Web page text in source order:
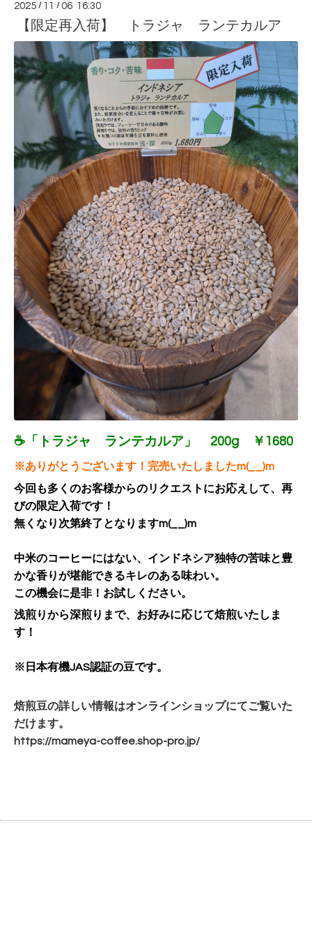
2025 / 11 /06 16:30
【限定再入荷】 トラジャ ランテカルア
☕「トラジャ ランテカルア」 200g ￥1680
※ありがとうございます！完売いたしましたm(__)m
今回も多くのお客様からのリクエストにお応えして、再
びの限定入荷です！
無くなり次第終了となりますm(__)m
中米のコーヒーにはない、インドネシア独特の苦味と豊
かな香りが堪能できるキレのある味わい。
この機会に是非！お試しください。
浅煎りから深煎りまで、お好みに応じて焙煎いたしま
す！
※日本有機JAS認証の豆です。
焙煎豆の詳しい情報はオンラインショップにてご覧いた
だけます。
https://mameya-coffee.shop-pro.jp/